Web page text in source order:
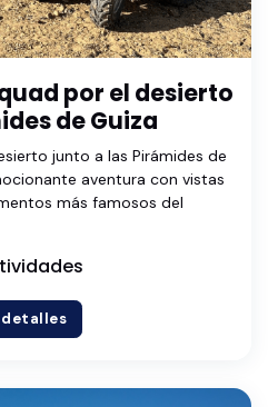
por el desierto
de Guiza
junto a las Pirámides de
aventura con vistas
más famosos del
detalles